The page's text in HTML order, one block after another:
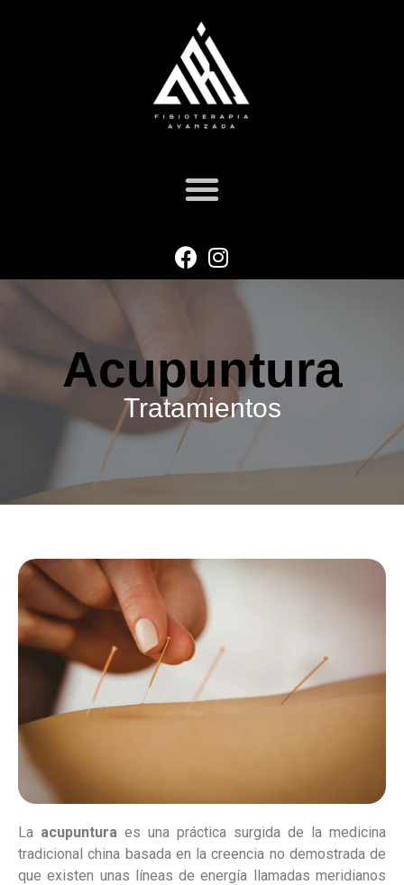
Acupuntura
Tratamientos
La acupuntura es una práctica surgida de la medicina
tradicional china basada en la creencia no demostrada de
que existen unas líneas de energía llamadas meridianos